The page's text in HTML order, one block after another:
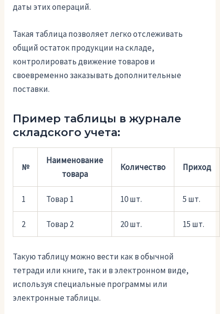
даты этих операций.
Такая таблица позволяет легко отслеживать
общий остаток продукции на складе,
контролировать движение товаров и
своевременно заказывать дополнительные
поставки.
Пример таблицы в журнале
складского учета:
№
Наименование
товара
Количество Приход
1 Товар 1 10 шт. 5 шт.
2 Товар 2 20 шт. 15 шт.
Такую таблицу можно вести как в обычной
тетради или книге, так и в электронном виде,
используя специальные программы или
электронные таблицы.